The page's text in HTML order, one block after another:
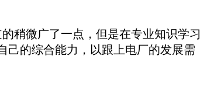
稍微广了一点，但是在专业知识学习
己的综合能力，以跟上电厂的发展需